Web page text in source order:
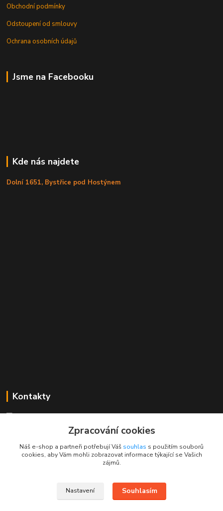
Obchodní podmínky
Odstoupení od smlouvy
Ochrana osobních údajů
Jsme na Facebooku
Kde nás najdete
Dolní 1651, Bystřice pod Hostýnem
Kontakty
+420 725 613 837
info@rajklubicek.cz
Zpracování cookies
Náš e-shop a partneři potřebují Váš souhlas s použitím souborů
cookies, aby Vám mohli zobrazovat informace týkající se Vašich
zájmů.
Nastavení Souhlasím